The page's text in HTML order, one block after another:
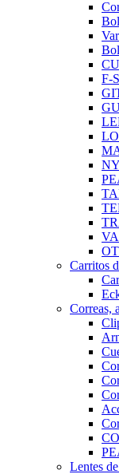
F-
Carritos
Correas,
Lentes